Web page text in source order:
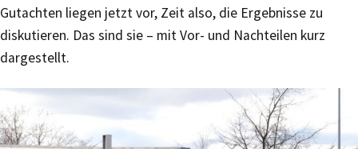
Gutachten liegen jetzt vor, Zeit also, die Ergebnisse zu
diskutieren. Das sind sie – mit Vor- und Nachteilen kurz
dargestellt.